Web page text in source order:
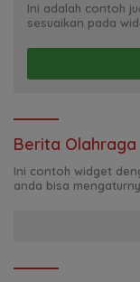
Ini adalah contoh
sesuaikan pada
Berita Olahraga
Ini contoh widget
anda bisa